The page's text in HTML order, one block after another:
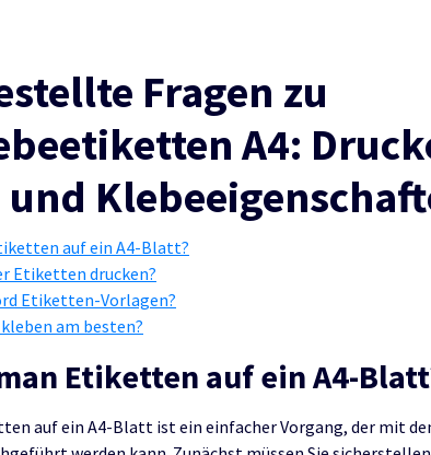
Fragen zu
A4:
auf ein A4-Blatt?
Etiketten drucken?
Etiketten-Vorlagen?
am besten?
Etiketten auf ein A4-
auf ein A4-Blatt ist ein einfacher Vorgang, der mit